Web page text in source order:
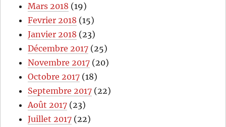
Mars 2018 (19)
Fevrier 2018 (15)
Janvier 2018 (23)
Décembre 2017 (25)
Novembre 2017 (20)
Octobre 2017 (18)
Septembre 2017 (22)
Août 2017 (23)
Juillet 2017 (22)